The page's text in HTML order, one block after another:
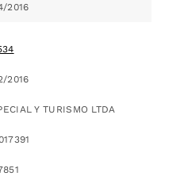
2016
2016
Y TURISMO LTDA